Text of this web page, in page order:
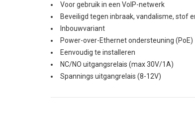
Voor gebruik in een VoIP-netwerk
Beveiligd tegen inbraak, vandalisme, stof
Inbouwvariant
Power-over-Ethernet ondersteuning (PoE)
Eenvoudig te installeren
NC/NO uitgangsrelais (max 30V/1A)
Spannings uitgangrelais (8-12V)